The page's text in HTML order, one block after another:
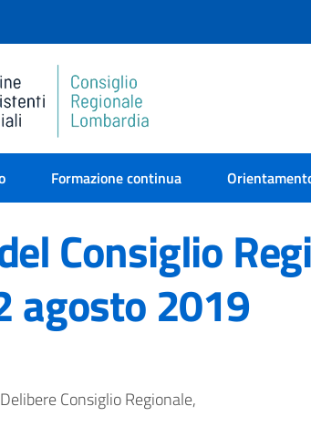
Formazione continua
Consiglio
agosto 2019
Consiglio Regionale,